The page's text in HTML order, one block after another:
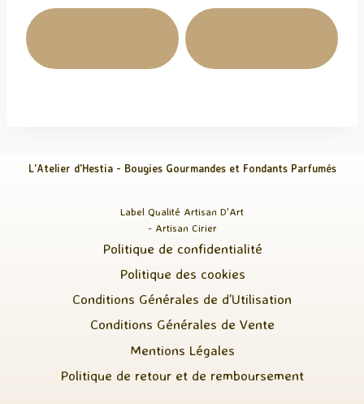
L'Atelier d'Hestia - Bougies Gourmandes et Fondants Parfumés
Label Qualité Artisan D'Art
- Artisan Cirier
Politique de confidentialité
Politique des cookies
Conditions Générales de d’Utilisation
Conditions Générales de Vente
Mentions Légales
Politique de retour et de remboursement